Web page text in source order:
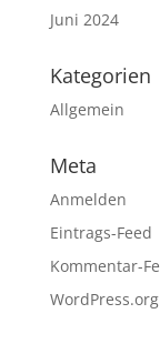
Juni 2024
Kategorien
Allgemein
Meta
Anmelden
Eintrags-Feed
Kommentar-
WordPress.org